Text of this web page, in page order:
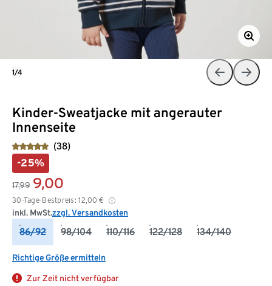
Kinder-Sweatjacke mit angerauter
Innenseite
(38)
-25%
17,99 9,00
30-Tage-Bestpreis: 12,00 €
inkl. MwSt.zzgl. Versandkosten
86/92 98/104 110/116 122/128 134/140
Richtige Größe ermitteln
Zur Zeit nicht verfügbar
1/4